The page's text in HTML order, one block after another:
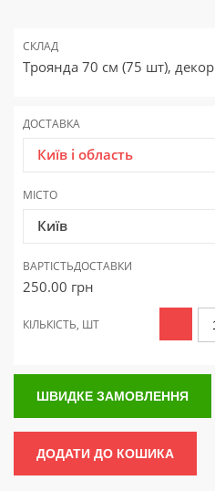
СКЛАД
Троянда 70 см (75 шт), декор
ДОСТАВКА
Київ і область
МІСТО
Київ
ВАРТІСТЬДОСТАВКИ
250.00 грн
КІЛЬКІСТЬ, ШТ
ШВИДКЕ ЗАМОВЛЕННЯ
ДОДАТИ ДО КОШИКА